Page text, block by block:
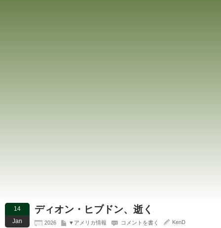
14
Jan
ディオン・ヒブドン、逝く
2026 ▼アメリカ情報 コメントを書く KenD